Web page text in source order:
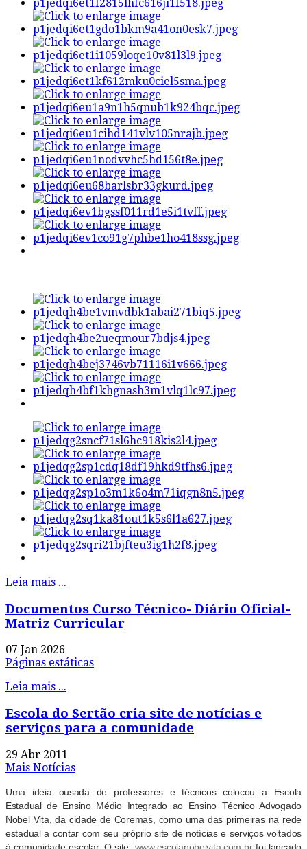
Leia mais ...
Documentos Curso Técnico- Diário Oficial-
Matriz Curricular
07 Jan 2026
Páginas estáticas
Leia mais ...
Escola do Sertão cria site de notícias e
serviços para a comunidade
29 Abr 2011
Mais Notícias
Uma ideia ousada de professores e técnicos colocou a Escola
Estadual de Ensino Médio Integrado ao Ensino Técnico Advogado
Nobel Vita, da cidade de Coremas, como uma das primeiras na rede
estadual a contar com seu próprio site de notícias e serviços voltados
à comunidade escolar. O site: www.escolanobelvita.com.brfoi lançado